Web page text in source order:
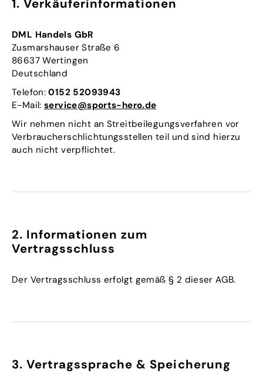
1. Verkäuferinformationen
DML Handels GbR
Zusmarshauser Straße 6
86637 Wertingen
Deutschland
Telefon:0152 52093943
E-Mail:service@sports-hero.de
Wir nehmen nicht an Streitbeilegungsverfahren vor
Verbraucherschlichtungsstellen teil und sind hierzu
auch nicht verpflichtet.
2. Informationen zum
Vertragsschluss
Der Vertragsschluss erfolgt gemäß § 2 dieser AGB.
3. Vertragssprache & Speicherung